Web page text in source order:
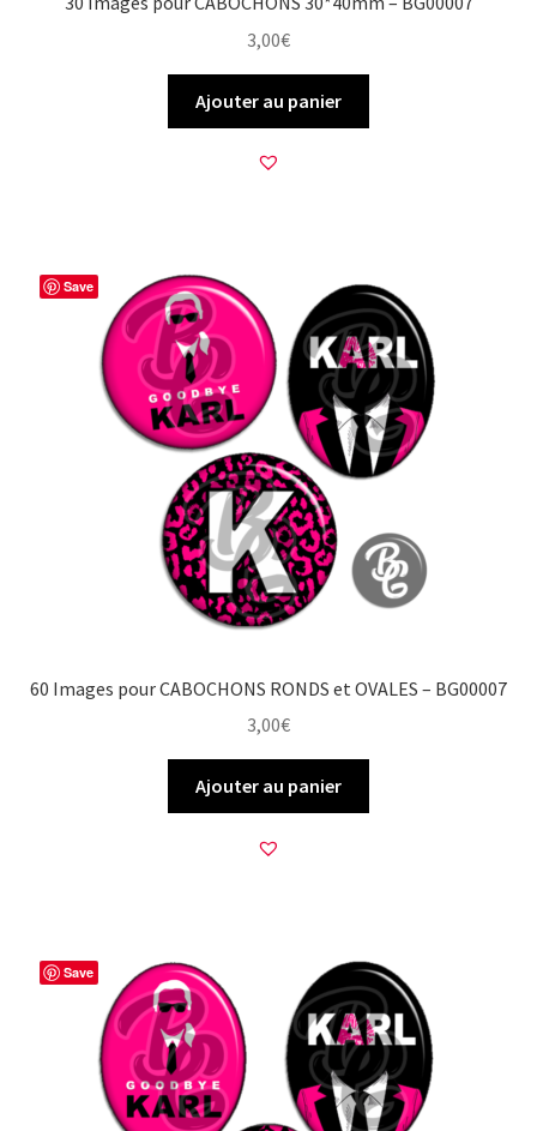
3,00€
Ajouter au panier
Save
60 Images pour CABOCHONS RONDS et OVALES – BG00007
3,00€
Ajouter au panier
Save